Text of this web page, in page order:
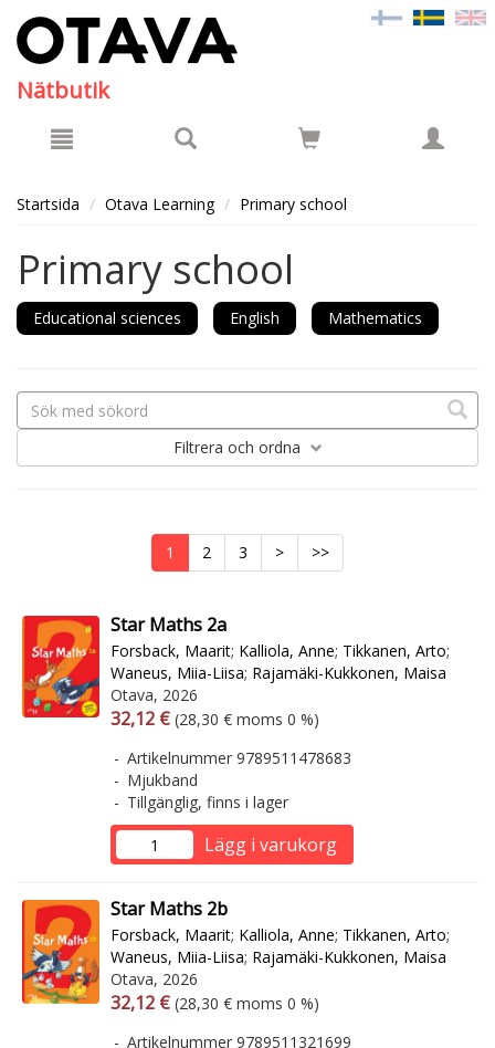
Nätbutik
Startsida Otava Learning Primary school
Primary school
Educational sciences English Mathematics
Filtrera och ordna
1 2 3 > >>
Star Maths 2a
Forsback, Maarit; Kalliola, Anne; Tikkanen, Arto;
Waneus, Miia-Liisa; Rajamäki-Kukkonen, Maisa
Otava, 2026
Arvonlisäverollinen hinta
32,12 € Arvonlisäveroton hinta
(28,30 € moms 0 %)
Artikelnummer 9789511478683
Mjukband
Tillgänglig, finns i lager
Lägg i varukorg
Star Maths 2b
Forsback, Maarit; Kalliola, Anne; Tikkanen, Arto;
Waneus, Miia-Liisa; Rajamäki-Kukkonen, Maisa
Otava, 2026
Arvonlisäverollinen hinta
32,12 € Arvonlisäveroton hinta
(28,30 € moms 0 %)
Artikelnummer 9789511321699